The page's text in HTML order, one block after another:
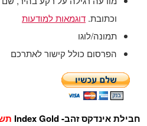
וכתובת. דוגמאות למודעות
תמונה/לוגו
הפרסום כולל קישור לאתרכם
חבילת אינדקס זהב- Index Gold